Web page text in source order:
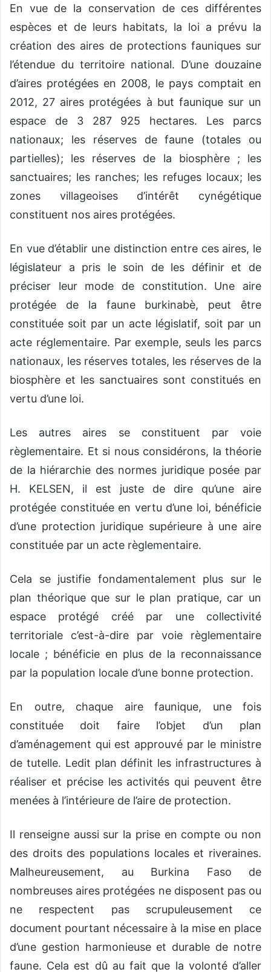
En vue de la conservation de ces différentes
espèces et de leurs habitats, la loi a prévu la
création des aires de protections fauniques sur
l’étendue du territoire national. D’une douzaine
d’aires protégées en 2008, le pays comptait en
2012, 27 aires protégées à but faunique sur un
espace de 3 287 925 hectares. Les parcs
nationaux; les réserves de faune (totales ou
partielles); les réserves de la biosphère ; les
sanctuaires; les ranches; les refuges locaux; les
zones villageoises d’intérêt cynégétique
constituent nos aires protégées.
En vue d’établir une distinction entre ces aires, le
législateur a pris le soin de les définir et de
préciser leur mode de constitution. Une aire
protégée de la faune burkinabè, peut être
constituée soit par un acte législatif, soit par un
acte réglementaire. Par exemple, seuls les parcs
nationaux, les réserves totales, les réserves de la
biosphère et les sanctuaires sont constitués en
vertu d’une loi.
Les autres aires se constituent par voie
règlementaire. Et si nous considérons, la théorie
de la hiérarchie des normes juridique posée par
H. KELSEN, il est juste de dire qu’une aire
protégée constituée en vertu d’une loi, bénéficie
d’une protection juridique supérieure à une aire
constituée par un acte règlementaire.
Cela se justifie fondamentalement plus sur le
plan théorique que sur le plan pratique, car un
espace protégé créé par une collectivité
territoriale c’est-à-dire par voie règlementaire
locale ; bénéficie en plus de la reconnaissance
par la population locale d’une bonne protection.
En outre, chaque aire faunique, une fois
constituée doit faire l’objet d’un plan
d’aménagement qui est approuvé par le ministre
de tutelle. Ledit plan définit les infrastructures à
réaliser et précise les activités qui peuvent être
menées à l’intérieure de l’aire de protection.
Il renseigne aussi sur la prise en compte ou non
des droits des populations locales et riveraines.
Malheureusement, au Burkina Faso de
nombreuses aires protégées ne disposent pas ou
ne respectent pas scrupuleusement ce
document pourtant nécessaire à la mise en place
d’une gestion harmonieuse et durable de notre
faune. Cela est dû au fait que la volonté d’aller